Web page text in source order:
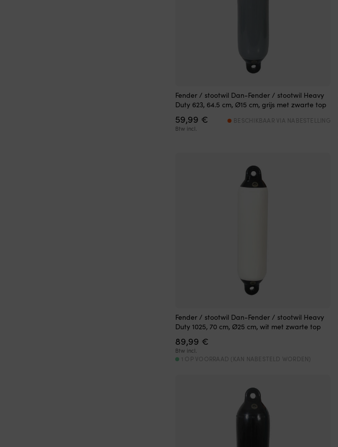
Fender / stootwil Dan-Fender / stootwil Heavy
Duty 623, 64.5 cm, Ø15 cm, grijs met zwarte top
59,99 €
Btw incl.
BESCHIKBAAR VIA NABESTELLING
Fender / stootwil Dan-Fender / stootwil Heavy
Duty 1025, 70 cm, Ø25 cm, wit met zwarte top
89,99 €
Btw incl.
1 OP VOORRAAD (KAN NABESTELD WORDEN)